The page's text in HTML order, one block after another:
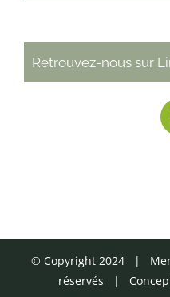
Retrouvez-nous sur
© Copyright 2024 |
réservés |